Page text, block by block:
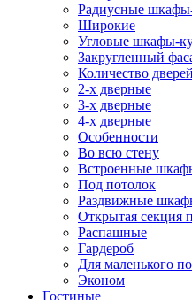
Радиусные
Широкие
Угловые шкафы-
Закругленный
Количество дверей
2-х дверные
3-х дверные
4-х дверные
Особенности
Во всю стену
Встроенные
Под потолок
Раздвижные
Открытая секция
Распашные
Гардероб
Для маленького
Эконом
Гостиные